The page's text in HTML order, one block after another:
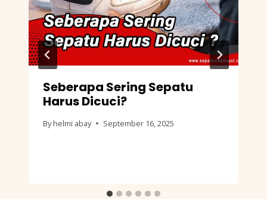
Seberapa Sering Sepatu
Harus Dicuci?
By helmi abay September 16, 2025